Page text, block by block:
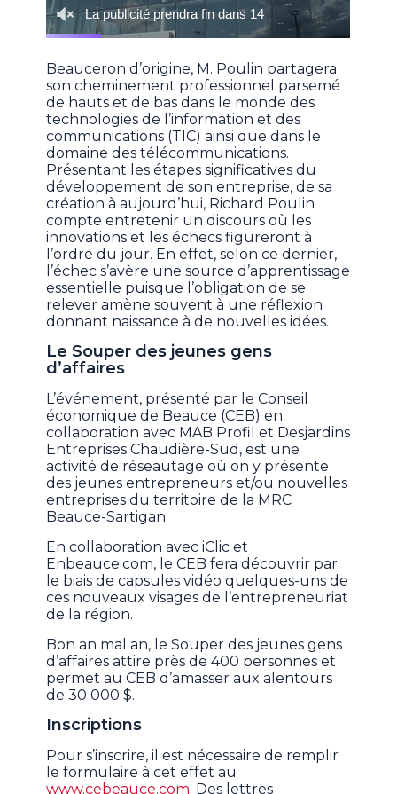
Beauceron d’origine, M. Poulin partagera
son cheminement professionnel parsemé
de hauts et de bas dans le monde des
technologies de l’information et des
communications (TIC) ainsi que dans le
domaine des télécommunications.
Présentant les étapes significatives du
développement de son entreprise, de sa
création à aujourd’hui, Richard Poulin
compte entretenir un discours où les
innovations et les échecs figureront à
l’ordre du jour. En effet, selon ce dernier,
l’échec s’avère une source d’apprentissage
essentielle puisque l’obligation de se
relever amène souvent à une réflexion
donnant naissance à de nouvelles idées.
Le Souper des jeunes gens
d’affaires
L’événement, présenté par le Conseil
économique de Beauce (CEB) en
collaboration avec MAB Profil et Desjardins
Entreprises Chaudière-Sud, est une
activité de réseautage où on y présente
des jeunes entrepreneurs et/ou nouvelles
entreprises du territoire de la MRC
Beauce-Sartigan.
En collaboration avec iClic et
Enbeauce.com, le CEB fera découvrir par
le biais de capsules vidéo quelques-uns de
ces nouveaux visages de l’entrepreneuriat
de la région.
Bon an mal an, le Souper des jeunes gens
d’affaires attire près de 400 personnes et
permet au CEB d’amasser aux alentours
de 30 000 $.
Inscriptions
Pour s’inscrire, il est nécessaire de remplir
le formulaire à cet effet au
www.cebeauce.com. Des lettres